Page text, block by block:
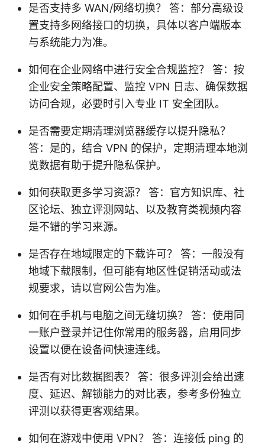
是否支持多 WAN/网络切换？ 答：部分高级设
置支持多网络接口的切换，具体以客户端版本
与系统能力为准。
如何在企业网络中进行安全合规监控？ 答：按
企业安全策略配置、监控 VPN 日志、确保数据
访问合规，必要时引入专业 IT 安全团队。
是否需要定期清理浏览器缓存以提升隐私？
答：是的，结合 VPN 的保护，定期清理本地浏
览数据有助于提升隐私保护。
如何获取更多学习资源？ 答：官方知识库、社
区论坛、独立评测网站、以及教育类视频内容
是不错的学习来源。
是否存在地域限定的下载许可？ 答：一般没有
地域下载限制，但可能有地区性促销活动或法
规要求，请以官网公告为准。
如何在手机与电脑之间无缝切换？ 答：使用同
一账户登录并记住你常用的服务器，启用同步
设置以便在设备间快速连线。
是否有对比数据图表？ 答：很多评测会给出速
度、延迟、解锁能力的对比表，参考多份独立
评测以获得更客观结果。
如何在游戏中使用 VPN？ 答：连接低 ping 的